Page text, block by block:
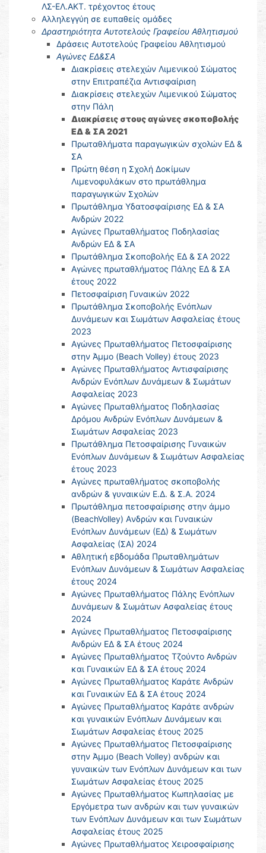
ΛΣ-ΕΛ.ΑΚΤ. τρέχοντος έτους
Αλληλεγγύη σε ευπαθείς ομάδες
Δραστηριότητα Αυτοτελούς Γραφείου Αθλητισμού
Δράσεις Αυτοτελούς Γραφείου Αθλητισμού
Αγώνες ΕΔ&ΣΑ
Διακρίσεις στελεχών Λιμενικού Σώματος
στην Επιτραπέζια Αντισφαίριση
Διακρίσεις στελεχών Λιμενικού Σώματος
στην Πάλη
Διακρίσεις στους αγώνες σκοποβολής
ΕΔ & ΣΑ 2021
Πρωταθλήματα παραγωγικών σχολών ΕΔ &
ΣΑ
Πρώτη θέση η Σχολή Δοκίμων
Λιμενοφυλάκων στο πρωτάθλημα
παραγωγικών Σχολών
Πρωτάθλημα Υδατοσφαίρισης ΕΔ & ΣΑ
Ανδρών 2022
Αγώνες Πρωταθλήματος Ποδηλασίας
Ανδρών ΕΔ & ΣΑ
Πρωτάθλημα Σκοποβολής ΕΔ & ΣΑ 2022
Αγώνες πρωταθλήματος Πάλης ΕΔ & ΣΑ
έτους 2022
Πετοσφαίριση Γυναικών 2022
Πρωτάθλημα Σκοποβολής Ενόπλων
Δυνάμεων και Σωμάτων Ασφαλείας έτους
2023
Αγώνες Πρωταθλήματος Πετοσφαίρισης
στην Άμμο (Beach Volley) έτους 2023
Αγώνες Πρωταθλήματος Αντισφαίρισης
Ανδρών Ενόπλων Δυνάμεων & Σωμάτων
Ασφαλείας 2023
Αγώνες Πρωταθλήματος Ποδηλασίας
Δρόμου Ανδρών Ενόπλων Δυνάμεων &
Σωμάτων Ασφαλείας 2023
Πρωτάθλημα Πετοσφαίρισης Γυναικών
Ενόπλων Δυνάμεων & Σωμάτων Ασφαλείας
έτους 2023
Αγώνες πρωταθλήματος σκοποβολής
ανδρών & γυναικών Ε.Δ. & Σ.Α. 2024
Πρωτάθλημα πετοσφαίρισης στην άμμο
(BeachVolley) Aνδρών και Γυναικών
Ενόπλων Δυνάμεων (ΕΔ) & Σωμάτων
Ασφαλείας (ΣΑ) 2024
Αθλητική εβδομάδα Πρωταθλημάτων
Ενόπλων Δυνάμεων & Σωμάτων Ασφαλείας
έτους 2024
Αγώνες Πρωταθλήματος Πάλης Ενόπλων
Δυνάμεων & Σωμάτων Ασφαλείας έτους
2024
Αγώνες Πρωταθλήματος Πετοσφαίρισης
Ανδρών ΕΔ & ΣΑ έτους 2024
Αγώνες Πρωταθλήματος Τζούντο Ανδρών
και Γυναικών ΕΔ & ΣΑ έτους 2024
Αγώνες Πρωταθλήματος Καράτε Ανδρών
και Γυναικών ΕΔ & ΣΑ έτους 2024
Αγώνες Πρωταθλήματος Καράτε ανδρών
και γυναικών Ενόπλων Δυνάμεων και
Σωμάτων Ασφαλείας έτους 2025
Αγώνες Πρωταθλήματος Πετοσφαίρισης
στην Άμμο (Beach Volley) ανδρών και
γυναικών των Ενόπλων Δυνάμεων και των
Σωμάτων Ασφαλείας έτους 2025
Αγώνες Πρωταθλήματος Κωπηλασίας με
Εργόμετρα των ανδρών και των γυναικών
των Ενόπλων Δυνάμεων και των Σωμάτων
Ασφαλείας έτους 2025
Αγώνες Πρωταθλήματος Χειροσφαίρισης